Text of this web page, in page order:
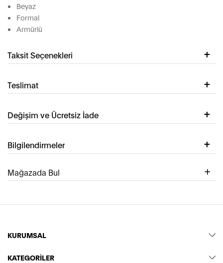
Beyaz
Formal
Armürlü
Taksit Seçenekleri
Teslimat
Değişim ve Ücretsiz İade
Bilgilendirmeler
Mağazada Bul
KURUMSAL
KATEGORİLER